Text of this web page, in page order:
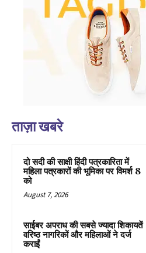
ताज़ा खबरे
दो सदी की साक्षी हिंदी पत्रकारिता में
महिला पत्रकारों की भूमिका पर विमर्श 8
को
August 7, 2026
साईबर अपराध की सबसे ज्यादा शिकायतें
वरिष्ठ नागरिकों और महिलाओं ने दर्ज
कराईं